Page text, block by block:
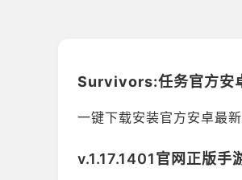
Survivors:任务官方安
一键下载安装官方安卓最
v.1.17.1401官网正版手